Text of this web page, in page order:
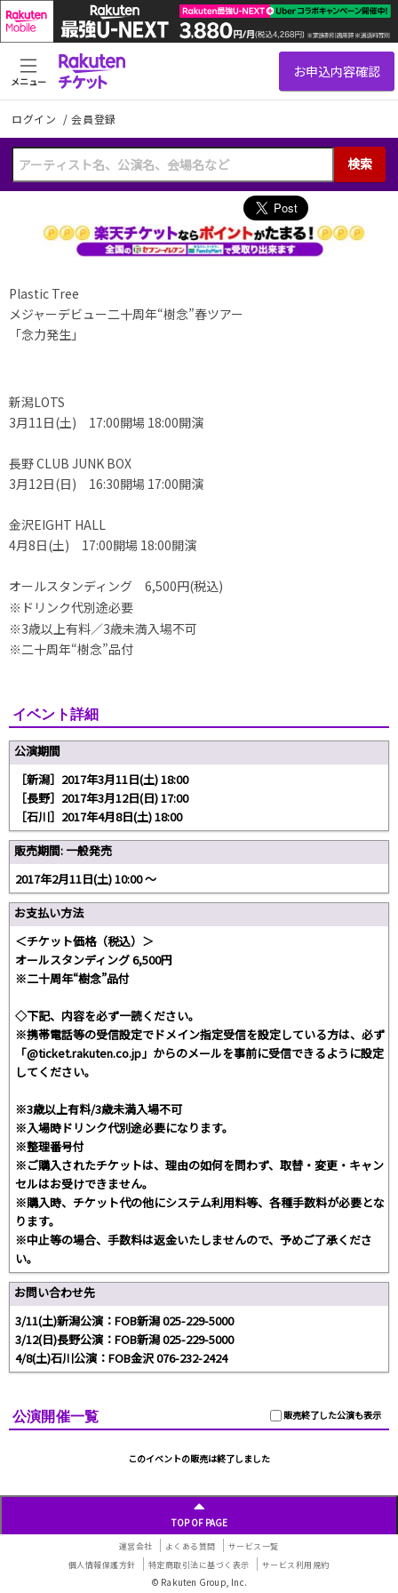
ログイン /会員登録
検索
メニュー
Plastic Tree
メジャーデビュー二十周年“樹念”春ツアー
「念力発生」
新潟LOTS
3月11日(土) 17:00開場 18:00開演
長野 CLUB JUNK BOX
3月12日(日) 16:30開場 17:00開演
金沢EIGHT HALL
4月8日(土) 17:00開場 18:00開演
オールスタンディング 6,500円(税込)
※ドリンク代別途必要
※3歳以上有料／3歳未満入場不可
※二十周年“樹念”品付
イベント詳細
公演期間
［新潟］2017年3月11日(土) 18:00
［長野］2017年3月12日(日) 17:00
［石川］2017年4月8日(土) 18:00
販売期間: 一般発売
2017年2月11日(土) 10:00 〜
お支払い方法
＜チケット価格（税込）＞
オールスタンディング 6,500円
※二十周年“樹念”品付
◇下記、内容を必ず一読ください。
※携帯電話等の受信設定でドメイン指定受信を設定している方は、必ず
「@ticket.rakuten.co.jp」からのメールを事前に受信できるように設定
してください。
※3歳以上有料/3歳未満入場不可
※入場時ドリンク代別途必要になります。
※整理番号付
※ご購入されたチケットは、理由の如何を問わず、取替・変更・キャン
セルはお受けできません。
※購入時、チケット代の他にシステム利用料等、各種手数料が必要とな
ります。
※中止等の場合、手数料は返金いたしませんので、予めご了承くださ
い。
お問い合わせ先
3/11(土)新潟公演：FOB新潟 025-229-5000
3/12(日)長野公演：FOB新潟 025-229-5000
4/8(土)石川公演：FOB金沢 076-232-2424
販売終了した公演も表示
公演開催一覧
このイベントの販売は終了しました
TOP OF PAGE
運営会社 よくある質問
サービス一覧
個人情報保護方針
特定商取引法に基づく表示 サービス利用規約
© Rakuten Group, Inc.